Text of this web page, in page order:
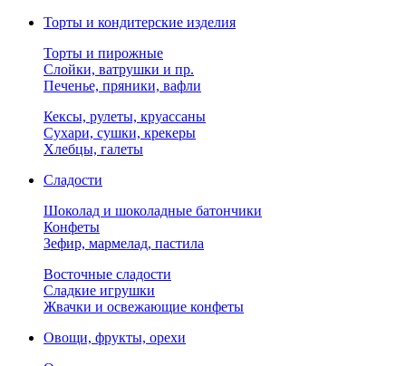
Торты и кондитерские изделия
Торты и пирожные
Слойки, ватрушки и пр.
Печенье, пряники, вафли
Кексы, рулеты, круассаны
Сухари, сушки, крекеры
Хлебцы, галеты
Сладости
Шоколад и шоколадные батончики
Конфеты
Зефир, мармелад, пастила
Восточные сладости
Сладкие игрушки
Жвачки и освежающие конфеты
Овощи, фрукты, орехи